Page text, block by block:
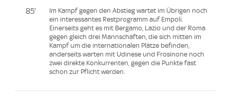
85'
Im Kampf gegen den Abstieg wartet im Übrigen noch
ein interessantes Restprogramm auf Empoli.
Einerseits geht es mit Bergamo, Lazio und der Roma
gegen gleich drei Mannschaften, die sich mitten im
Kampf um die internationalen Plätze befinden,
anderseits warten mit Udinese und Frosinone noch
zwei direkte Konkurrenten, gegen die Punkte fast
schon zur Pflicht werden.